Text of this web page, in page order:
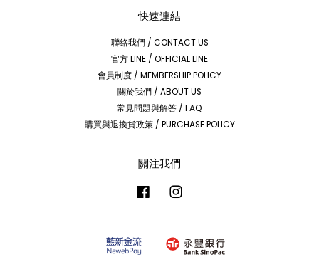
快速連結
聯絡我們 / CONTACT US
官方 LINE / OFFICIAL LINE
會員制度 / MEMBERSHIP POLICY
關於我們 / ABOUT US
常見問題與解答 / FAQ
購買與退換貨政策 / PURCHASE POLICY
關注我們
Facebook